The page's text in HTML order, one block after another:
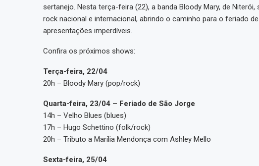
sertanejo. Nesta terça-feira (22), a banda Bloody Mary, de
rock nacional e internacional, abrindo o caminho para o feriado
apresentações imperdíveis.
Confira os próximos shows:
Terça-feira, 22/04
20h – Bloody Mary (pop/rock)
Quarta-feira, 23/04 – Feriado de São Jorge
14h – Velho Blues (blues)
17h – Hugo Schettino (folk/rock)
20h – Tributo a Marília Mendonça com Ashley Mello
Sexta-feira, 25/04